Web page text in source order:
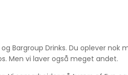
Bargroup Drinks. Du oplever
Men vi laver også meget andet.